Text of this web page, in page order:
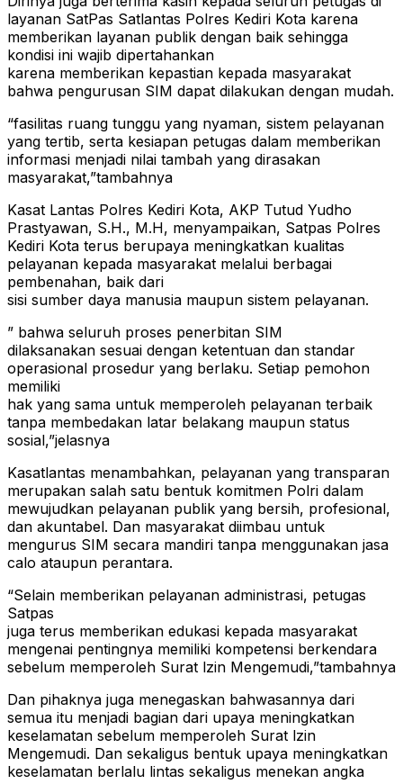
layanan SatPas Satlantas Polres Kediri Kota karena
memberikan layanan publik dengan baik sehingga
kondisi ini wajib dipertahankan
karena memberikan kepastian kepada masyarakat
bahwa pengurusan SIM dapat dilakukan dengan mudah.
“fasilitas ruang tunggu yang nyaman, sistem pelayanan
yang tertib, serta kesiapan petugas dalam memberikan
informasi menjadi nilai tambah yang dirasakan
masyarakat,”tambahnya
Kasat Lantas Polres Kediri Kota, AKP Tutud Yudho
Prastyawan, S.H., M.H, menyampaikan, Satpas Polres
Kediri Kota terus berupaya meningkatkan kualitas
pelayanan kepada masyarakat melalui berbagai
pembenahan, baik dari
sisi sumber daya manusia maupun sistem pelayanan.
” bahwa seluruh proses penerbitan SIM
dilaksanakan sesuai dengan ketentuan dan standar
operasional prosedur yang berlaku. Setiap pemohon
memiliki
hak yang sama untuk memperoleh pelayanan terbaik
tanpa membedakan latar belakang maupun status
sosial,”jelasnya
Kasatlantas menambahkan, pelayanan yang transparan
merupakan salah satu bentuk komitmen Polri dalam
mewujudkan pelayanan publik yang bersih, profesional,
dan akuntabel. Dan masyarakat diimbau untuk
mengurus SIM secara mandiri tanpa menggunakan jasa
calo ataupun perantara.
“Selain memberikan pelayanan administrasi, petugas
Satpas
juga terus memberikan edukasi kepada masyarakat
mengenai pentingnya memiliki kompetensi berkendara
sebelum memperoleh Surat lzin Mengemudi,”tambahnya
Dan pihaknya juga menegaskan bahwasannya dari
semua itu menjadi bagian dari upaya meningkatkan
keselamatan sebelum memperoleh Surat lzin
Mengemudi. Dan sekaligus bentuk upaya meningkatkan
keselamatan berlalu lintas sekaligus menekan angka